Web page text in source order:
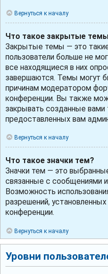
Вернуться к началу
Что такое закрытые
Закрытые темы — это
пользователи больше не
все находящиеся в них
завершаются. Темы могут
причинам модератором
конференции. Вы также
закрывать созданные вами
предоставленных вам
Вернуться к началу
Что такое значки тем?
Значки тем — это
связанные с сообщениями
Возможность
разрешений,
конференции.
Вернуться к началу
Уровни